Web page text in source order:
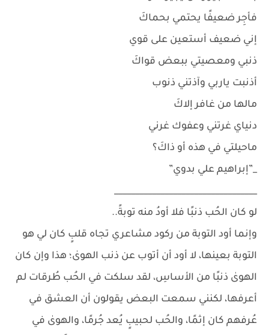
فأجِر ضعيفًا يحتمي بحماكَ
إني ضعيف أستعين على قوي
ذنبي ومعصيتي ببعض قواكَ
أذنبت ياربي وآذتني ذنوب
مالها من غافر إلاكَ
دنياي غرتني وعفوك غرني
ماحيلتي في هذه أو ذاكَ؟
_”إبراهيم علي بدوي”
__________________________________
لو كان الحُب ذنبًا فلا أودُ منه توبةً..
وإنما أود التوبة من ركود مشاعري تجاه قلبٍ كان لي هو
التوبة بعينها، لا أود أن أتوب عن ذنب الهوىٰ؛ هذا وإن كان
الهوىٰ ذنبًا من الأساسِ، لقد سلكت في الحُب طُرقات لم
أعرفها، لكنني سمعت البعض يقولون أن العشق في
عُرفهم كان إثمًا، والحُب لحبيبٍ يُعد جُرمًا، والهوىٰ في